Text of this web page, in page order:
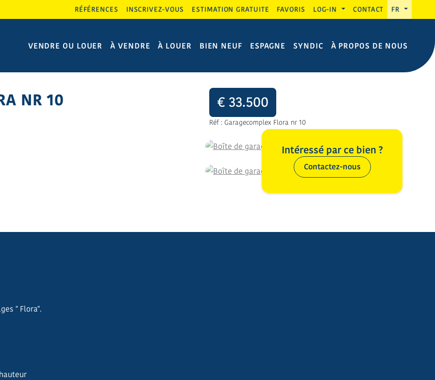
RÉFÉRENCES INSCRIVEZ-VOUS ESTIMATION GRATUITE FAVORIS LOG-IN CONTACT FR
VENDRE OU LOUER À VENDRE À LOUER BIEN NEUF ESPAGNE SYNDIC À PROPOS DE NOUS
NR 10 € 33.500
Réf : Garagecomplex Flora nr 10
Intéressé par ce bien ?
Contactez-nous
" Flora".